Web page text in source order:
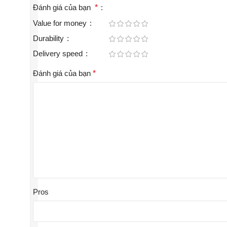
Đánh giá của bạn *
Value for money
Durability
Delivery speed
Đánh giá của bạn *
Pros